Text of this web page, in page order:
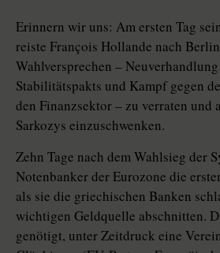
Erinnern wir uns: Am ersten Tag
reiste François Hollande nach
Wahlversprechen –
Stabilitätspakts und Kampf gegen
den Finanzsektor – zu verraten und
Sarkozys einzuschwenken.
Zehn Tage nach dem Wahlsieg der
Notenbanker der Eurozone die
als sie die griechischen Banken
wichtigen Geldquelle abschnitten.
genötigt, unter Zeitdruck eine